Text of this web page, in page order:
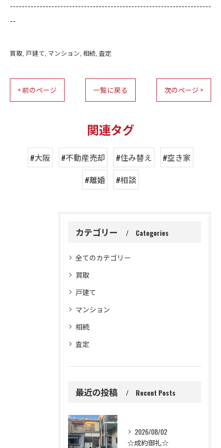
--------------------------------------------------------------------
--
買取 戸建て マンション 相続 査定
< 前のページ 一覧に戻る 次のページ >
関連タグ
#大阪 #不動産売却 #住み替え
#空き家
#離婚
#相談
カテゴリー Categories
全てのカテゴリー
買取
戸建て
マンション
相続
査定
最近の投稿 Recent Posts
2026/08/02
☆成約御礼☆